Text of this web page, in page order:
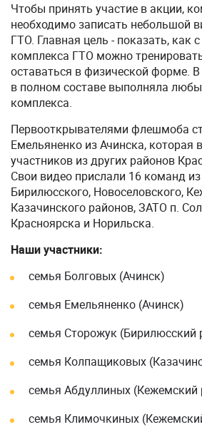
Чтобы принять участие в акции,
необходимо записать небольшой
ГТО. Главная цель - показать, как
комплекса ГТО можно
оставаться в физической форме.
в полном составе выполняла
комплекса.
Первооткрывателями флешмоба
Емельяненко из Ачинска, которая
участников из других районов
Свои видео прислали 16 команд
Бирилюсского, Новоселовского,
Казачинского районов, ЗАТО п.
Красноярска и Норильска.
Наши участники:
семья Болговых (Ачинск)
семья Емельяненко (Ачинск)
семья Сторожук (Бирилюсский
семья Колпащиковых
семья Абдуллиных (Кежемский
семья Климочкиных